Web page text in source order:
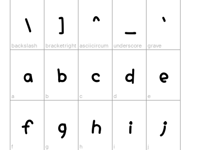
\ ] ^ _ `
a b c d e
f g h i j